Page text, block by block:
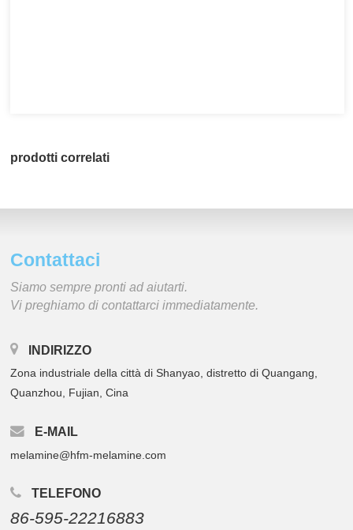
prodotti correlati
Contattaci
Siamo sempre pronti ad aiutarti.
Vi preghiamo di contattarci immediatamente.
INDIRIZZO
Zona industriale della città di Shanyao, distretto di Quangang,
Quanzhou, Fujian, Cina
E-MAIL
melamine@hfm-melamine.com
TELEFONO
86-595-22216883